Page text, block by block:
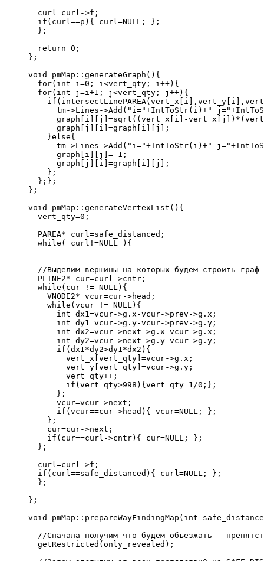
curl=curl->f;
if(curl==p){ curl=NULL; };
};
return 0;
};
void pmMap::generateGraph(){
for(int i=0; i<vert_qty; i++){
for(int j=i+1; j<vert_qty; j++){
tm->Lines->Add("i="+IntToStr(i)+"
graph[i][j]=sqrt((vert_x[i]-
graph[j][i]=graph[i][j];
}else{
tm->Lines->Add("i="+IntToStr(i)+"
graph[i][j]=-1;
graph[j][i]=graph[i][j];
};
};};
};
void pmMap::generateVertexList(){
vert_qty=0;
PAREA* curl=safe_distanced;
while( curl!=NULL ){
//Выделим вершины на которых будем строить граф
PLINE2* cur=curl->cntr;
while(cur != NULL){
VNODE2* vcur=cur->head;
while(vcur != NULL){
int dx1=vcur->g.x-vcur->prev->g.x;
int dy1=vcur->g.y-vcur->prev->g.y;
int dx2=vcur->next->g.x-vcur->g.x;
int dy2=vcur->next->g.y-vcur->g.y;
if(dx1*dy2>dy1*dx2){
vert_x[vert_qty]=vcur->g.x;
vert_y[vert_qty]=vcur->g.y;
vert_qty++;
if(vert_qty>998){vert_qty=1/0;};
};
vcur=vcur->next;
if(vcur==cur->head){ vcur=NULL; };
};
cur=cur->next;
if(cur==curl->cntr){ cur=NULL; };
};
curl=curl->f;
if(curl==safe_distanced){ curl=NULL; };
};
};
void pmMap::prepareWayFindingMap(int
//Сначала получим что будем объезжать -
getRestricted(only_revealed);